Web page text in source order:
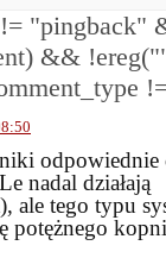
"pingback"
&& !ereg("
odpowiednie
nadal działają
ale tego typu
potężnego